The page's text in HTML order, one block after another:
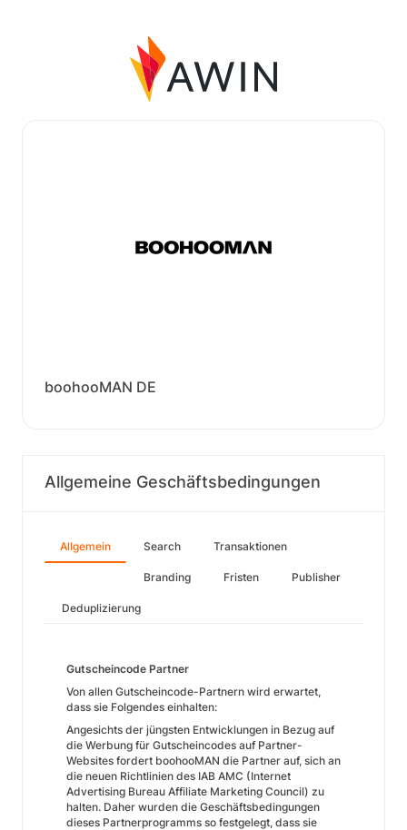
boohooMAN DE
Allgemeine Geschäftsbedingungen
Allgemein Search Transaktionen
Branding Fristen Publisher
Deduplizierung
Gutscheincode Partner
Von allen Gutscheincode-Partnern wird erwartet,
dass sie Folgendes einhalten:
Angesichts der jüngsten Entwicklungen in Bezug auf
die Werbung für Gutscheincodes auf Partner-
Websites fordert boohooMAN die Partner auf, sich an
die neuen Richtlinien des IAB AMC (Internet
Advertising Bureau Affiliate Marketing Council) zu
halten. Daher wurden die Geschäftsbedingungen
dieses Partnerprogramms so festgelegt, dass sie